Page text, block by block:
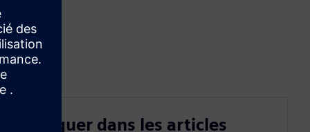
Naviguer dans les articles